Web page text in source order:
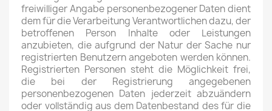
freiwilliger Angabe personenbezogener Daten dient
dem für die Verarbeitung Verantwortlichen dazu, der
betroffenen Person Inhalte oder Leistungen
anzubieten, die aufgrund der Natur der Sache nur
registrierten Benutzern angeboten werden können.
Registrierten Personen steht die Möglichkeit frei,
die bei der Registrierung angegebenen
personenbezogenen Daten jederzeit abzuändern
oder vollständig aus dem Datenbestand des für die